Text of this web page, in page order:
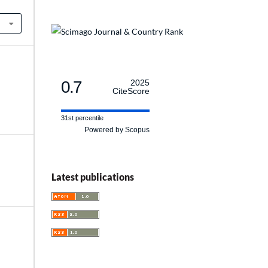
0.7
2025
CiteScore
31st percentile
Powered by Scopus
Latest publications